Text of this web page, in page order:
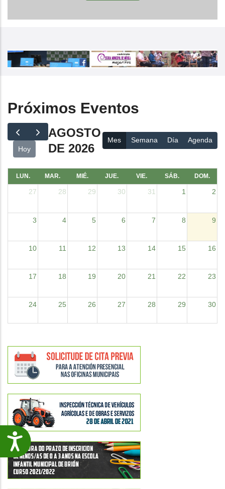
Accesibilidade
Próximos Eventos
Hoy
AGOSTO
DE 2026
Mes Semana Día Agenda
LUN. MAR. MIÉ. JUE. VIE. SÁB. DOM.
27 28 29 30 31 1 2
3 4 5 6 7 8 9
10 11 12 13 14 15 16
17 18 19 20 21 22 23
24 25 26 27 28 29 30